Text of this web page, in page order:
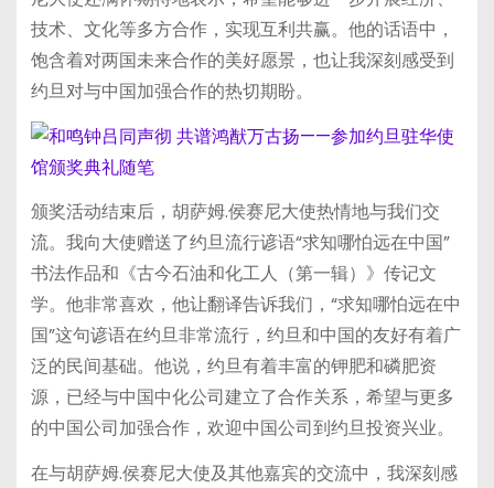
技术、文化等多方合作，实现互利共赢。他的话语中，
饱含着对两国未来合作的美好愿景，也让我深刻感受到
约旦对与中国加强合作的热切期盼。
颁奖活动结束后，胡萨姆.侯赛尼大使热情地与我们交
流。我向大使赠送了约旦流行谚语“求知哪怕远在中国”
书法作品和《古今石油和化工人（第一辑）》传记文
学。他非常喜欢，他让翻译告诉我们，“求知哪怕远在中
国”这句谚语在约旦非常流行，约旦和中国的友好有着广
泛的民间基础。他说，约旦有着丰富的钾肥和磷肥资
源，已经与中国中化公司建立了合作关系，希望与更多
的中国公司加强合作，欢迎中国公司到约旦投资兴业。
在与胡萨姆.侯赛尼大使及其他嘉宾的交流中，我深刻感